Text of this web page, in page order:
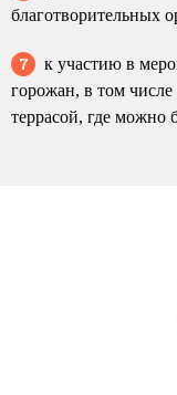
благотворительных
к участию в
горожан, в том числе
террасой, где можно